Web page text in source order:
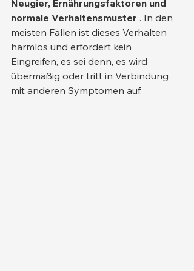
Neugier, Ernährungsfaktoren und
normale Verhaltensmuster . In den
meisten Fällen ist dieses Verhalten
harmlos und erfordert kein
Eingreifen, es sei denn, es wird
übermäßig oder tritt in Verbindung
mit anderen Symptomen auf.